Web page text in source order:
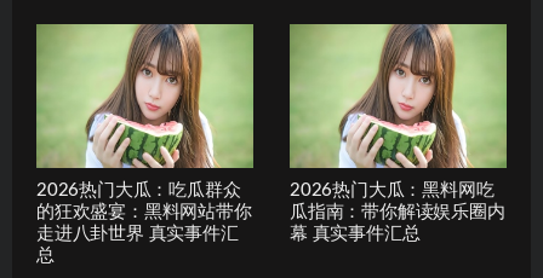
2026热门大瓜：吃瓜群众
的狂欢盛宴：黑料网站带你
走进八卦世界 真实事件汇
总
2026热门大瓜：黑料网吃
瓜指南：带你解读娱乐圈内
幕 真实事件汇总